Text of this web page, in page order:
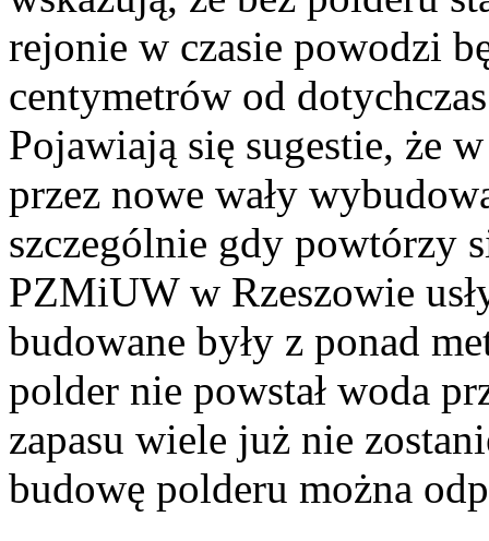
rejonie w czasie powodzi
centymetrów od
Pojawiają się sugestie, że
przez nowe wały
szczególnie gdy powtórzy
PZMiUW w Rzeszowie
budowane były z ponad
polder nie powstał woda
zapasu wiele już nie
budowę polderu można